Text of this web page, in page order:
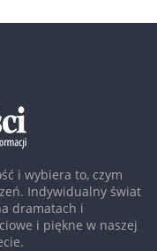
i wybiera to, czym
Indywidualny świat
dramatach i
i piękne w naszej